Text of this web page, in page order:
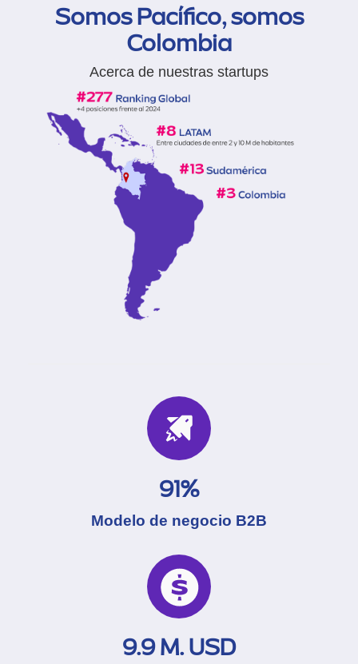
Somos Pacífico, somos
Colombia
Acerca de nuestras startups
91%
Modelo de negocio B2B
9.9 M. USD